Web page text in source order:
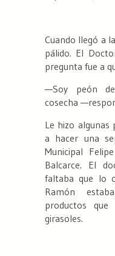
Cuando llegó a
pálido. El
pregunta fue a
—Soy peón
cosecha
Le hizo
a hacer una
Municipal
Balcarce. El
faltaba que lo
Ramón
productos
girasoles.